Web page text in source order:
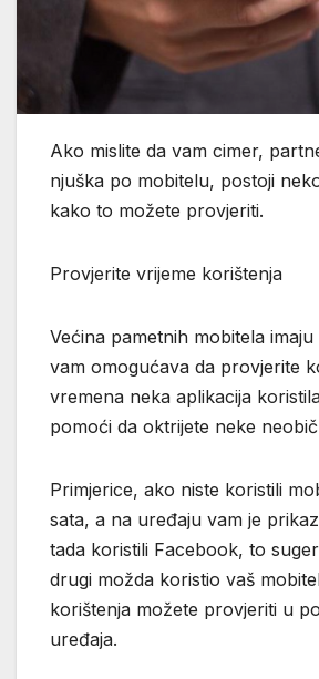
Ako mislite da vam cimer,
njuška po mobitelu, postoji
kako to možete provjeriti.
Provjerite vrijeme korištenja
Većina pametnih mobitela
vam omogućava da provjerite
vremena neka aplikacija
pomoći da oktrijete neke
Primjerice, ako niste koristili
sata, a na uređaju vam je
tada koristili Facebook, to
drugi možda koristio vaš
korištenja možete provjeriti u
uređaja.